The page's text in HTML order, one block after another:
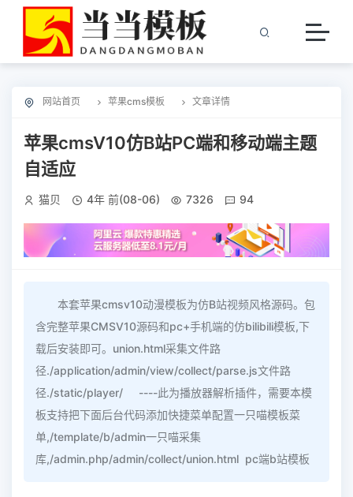
网站首页 苹果cms模板 文章详情
苹果cmsV10仿B站PC端和移动端主题
自适应
猫贝 4年 前(08-06) 7326 94
本套苹果cmsv10动漫模板为仿B站视频风格源码。包
含完整苹果CMSV10源码和pc+手机端的仿bilibili模板,下
载后安装即可。union.html采集文件路
径./application/admin/view/collect/parse.js文件路
径./static/player/ ----此为播放器解析插件，需要本模
板支持把下面后台代码添加快捷菜单配置一只喵模板菜
单,/template/b/admin一只喵采集
库,/admin.php/admin/collect/union.html pc端b站模板